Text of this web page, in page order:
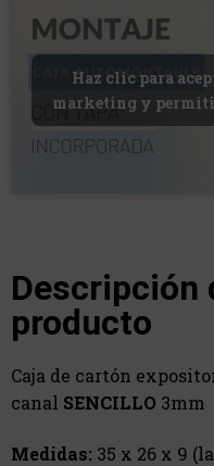
Haz clic para
marketing y
Descripción
producto
Caja de cartón
canal SENCILLO 3mm
Medidas: 35 x 26 x 9